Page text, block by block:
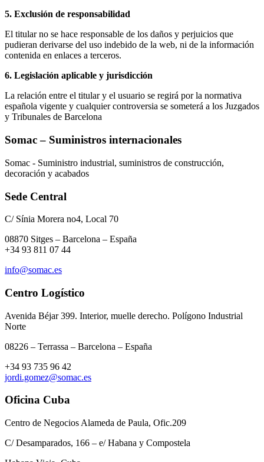
5. Exclusión de responsabilidad
El titular no se hace responsable de los daños y perjuicios que
pudieran derivarse del uso indebido de la web, ni de la información
contenida en enlaces a terceros.
6. Legislación aplicable y jurisdicción
La relación entre el titular y el usuario se regirá por la normativa
española vigente y cualquier controversia se someterá a los Juzgados
y Tribunales de Barcelona
Somac – Suministros internacionales
Somac - Suministro industrial, suministros de construcción,
decoración y acabados
Sede Central
C/ Sínia Morera no4, Local 70
08870 Sitges – Barcelona – España
+34 93 811 07 44
info@somac.es
Centro Logístico
Avenida Béjar 399. Interior, muelle derecho. Polígono Industrial
Norte
08226 – Terrassa – Barcelona – España
+34 93 735 96 42
jordi.gomez@somac.es
Oficina Cuba
Centro de Negocios Alameda de Paula, Ofic.209
C/ Desamparados, 166 – e/ Habana y Compostela